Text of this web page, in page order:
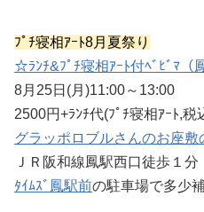
ﾌﾟﾁ寝相ｱｰﾄ8月夏祭り
☆ﾗﾝﾁ&ﾌﾟﾁ寝相ｱｰﾄ付ﾍﾞﾋﾞﾏ（
8月25日(月)11:00～13:00
2500円+ﾗﾝﾁ代(ﾌﾟﾁ寝相ｱｰﾄ,税
グラッポロブルさんのお座敷
ＪＲ阪和線鳳駅西口徒歩１分
ﾀｲﾑｽﾞ鳳駅前の駐車場で多少